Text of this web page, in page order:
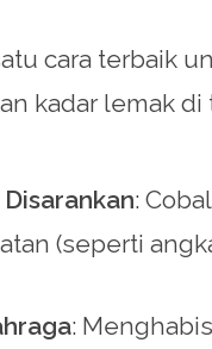
cara terbaik
kadar lemak
:
(seperti
: